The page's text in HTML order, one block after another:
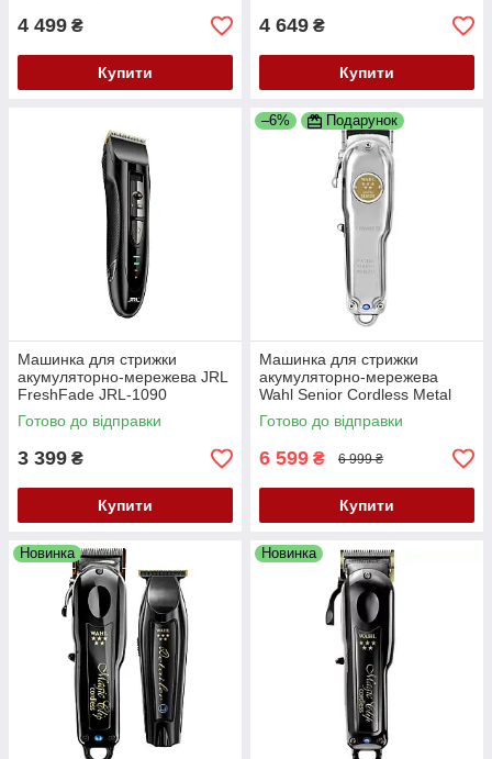
4 499 ₴
Купити
4 649 ₴
Купити
Машинка для стрижки
акумуляторно-мережева JRL
FreshFade JRL-1090
Готово до відправки
3 399 ₴
Купити
–6% Подарунок
Машинка для стрижки
акумуляторно-мережева
Wahl Senior Cordless Metal
Edition 3000116
Готово до відправки
6 599 ₴ 6 999 ₴
Купити
Новинка Новинка